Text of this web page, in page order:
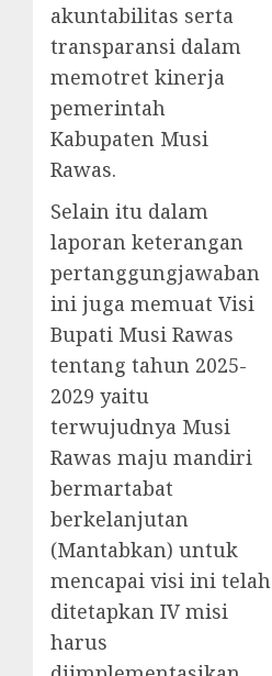
akuntabilitas serta
transparansi dalam
memotret kinerja
pemerintah
Kabupaten Musi
Rawas.
Selain itu dalam
laporan keterangan
pertanggungjawaban
ini juga memuat Visi
Bupati Musi Rawas
tentang tahun 2025-
2029 yaitu
terwujudnya Musi
Rawas maju mandiri
bermartabat
berkelanjutan
(Mantabkan) untuk
mencapai visi ini telah
ditetapkan IV misi
harus